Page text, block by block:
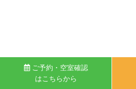
ご予約・空室確認
はこちらから